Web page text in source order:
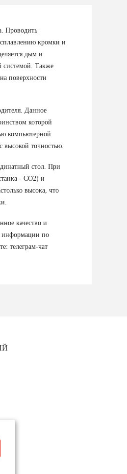
Проводить
кромки и
дым и
системой. Также
поверхности
Данное
которой
компьютерной
высокой точностью.
стол. При
- CO2) и
высока, что
качество и
информации по
телеграм-чат